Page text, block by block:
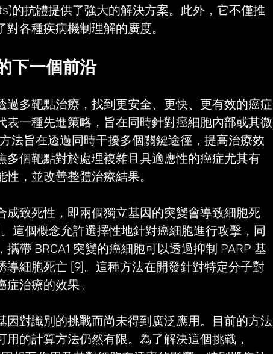
的抗體提供了強大的解決方案。此外，它不僅推
各種疾病機制理解的廣度。
下一個前沿
過多靶點治療，找到更安全、更快、更有效的癌症
表一種先進策略，旨在同時針對癌細胞內部或其微
法旨在透過同時干擾多個關鍵途徑，提高治療效
多個靶點對於處理複雜且具適應性的癌症尤其有
，並改善整體治療結果。
成致死性，即兩個獨立基因的突變會導致細胞死
這個概念允許選擇性地針對癌細胞進行攻擊，同
帶 BRCA1 突變的癌細胞可以透過抑制 PARP 基
導細胞死亡 [9]。這種方法在開發針對特定分子對
治療的效果。
因對識別的挑戰而尚未得到廣泛應用。目前的方法
的計算方法仍然有限。為了解決這個挑戰，